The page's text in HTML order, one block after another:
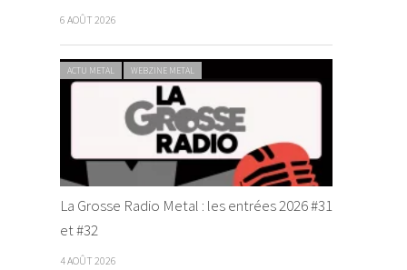
6 AOÛT 2026
ACTU METAL WEBZINE METAL
La Grosse Radio Metal : les entrées 2026 #31
et #32
4 AOÛT 2026